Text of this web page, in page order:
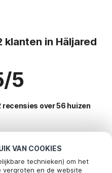
VAN COOKIES
technieken) om het
vergroten en de website
klanten in Häljared
5
recensies over 56 huizen
voor